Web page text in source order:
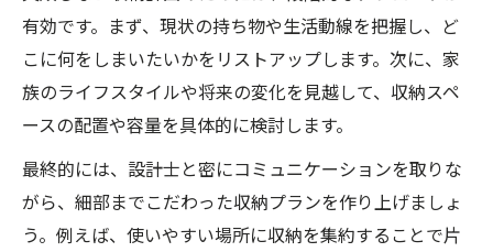
有効です。まず、現状の持ち物や生活動線を把握し、ど
こに何をしまいたいかをリストアップします。次に、家
族のライフスタイルや将来の変化を見越して、収納スペ
ースの配置や容量を具体的に検討します。
最終的には、設計士と密にコミュニケーションを取りな
がら、細部までこだわった収納プランを作り上げましょ
う。例えば、使いやすい場所に収納を集約することで片